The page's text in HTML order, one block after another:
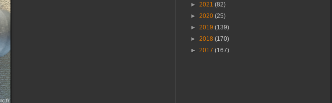
► 2021 (82)
► 2020 (25)
► 2019 (139)
► 2018 (170)
► 2017 (167)